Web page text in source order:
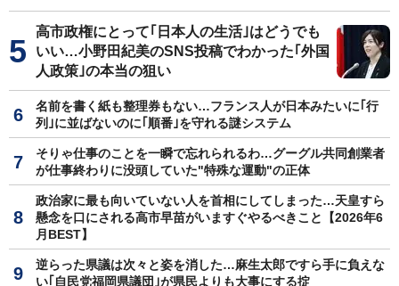
高市政権にとって｢日本人の生活｣はどうでも
いい…小野田紀美のSNS投稿でわかった｢外国
人政策｣の本当の狙い
名前を書く紙も整理券もない…フランス人が日本みたいに｢行
列｣に並ばないのに｢順番｣を守れる謎システム
そりゃ仕事のことを一瞬で忘れられるわ…グーグル共同創業者
が仕事終わりに没頭していた"特殊な運動"の正体
政治家に最も向いていない人を首相にしてしまった…天皇すら
懸念を口にされる高市早苗がいますぐやるべきこと【2026年6
月BEST】
逆らった県議は次々と姿を消した…麻生太郎ですら手に負えな
い｢自民党福岡県議団｣が県民よりも大事にする掟